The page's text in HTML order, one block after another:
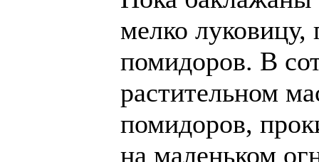
мелко луковицу,
помидоров. В
растительном
помидоров,
на маленьком